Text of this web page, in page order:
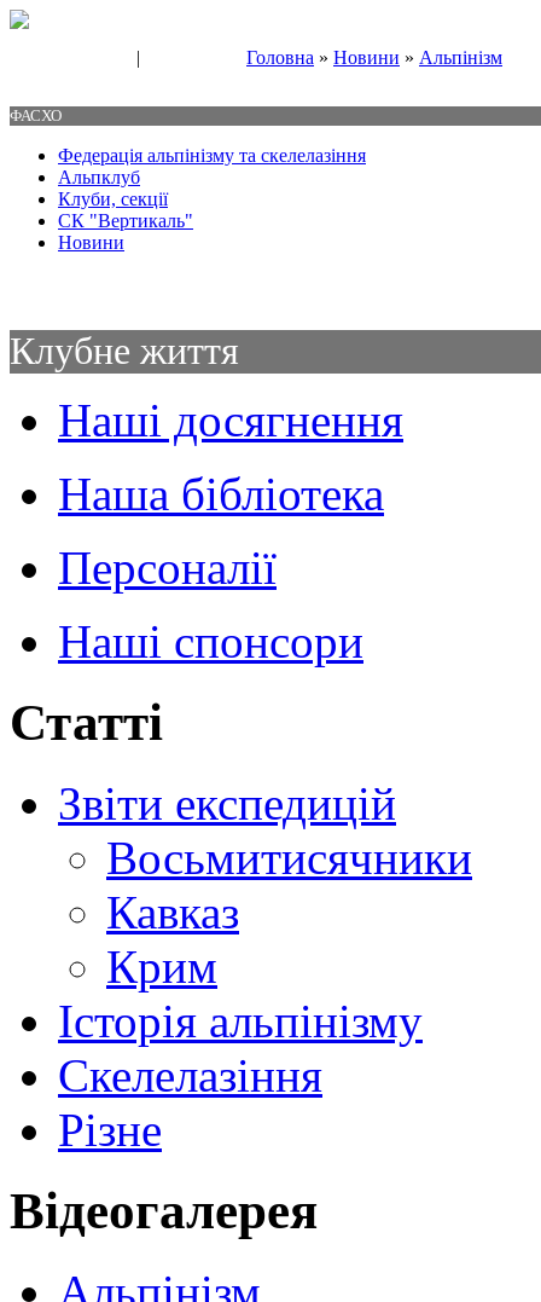
| Головна » Новини » Альпінізм
ФАСХО
Федерація альпінізму та скелелазіння
Альпклуб
Клуби, секції
СК "Вертикаль"
Новини
Клубне життя
Наші досягнення
Наша бібліотека
Персоналії
Наші спонсори
Статті
Звіти експедицій
Восьмитисячники
Кавказ
Крим
Історія альпінізму
Скелелазіння
Різне
Відеогалерея
Альпінізм